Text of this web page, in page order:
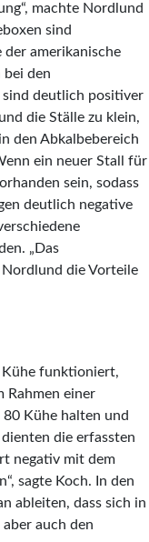
machte Nordlund
sind
der amerikanische
den
sind deutlich positiver
die Ställe zu klein,
den Abkalbebereich
ein neuer Stall für
sein, sodass
deutlich negative
„Das
Nordlund die Vorteile
Kühe funktioniert,
Rahmen einer
Kühe halten und
die erfassten
negativ mit dem
sagte Koch. In den
ableiten, dass sich in
auch den